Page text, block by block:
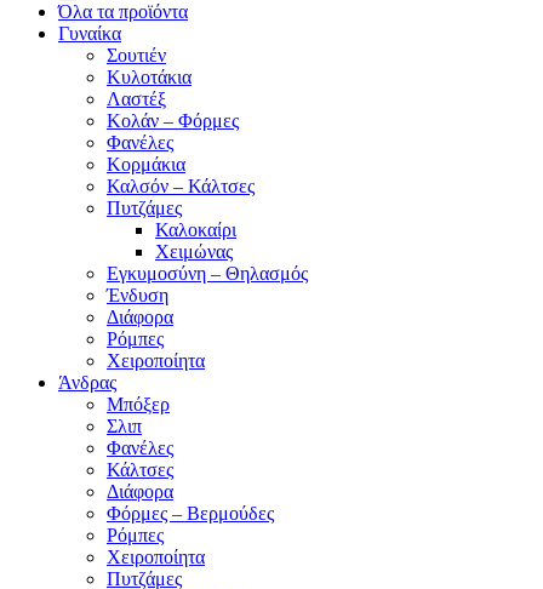
Όλα τα προϊόντα
Γυναίκα
Σουτιέν
Κυλοτάκια
Λαστέξ
Κολάν – Φόρμες
Φανέλες
Κορμάκια
Καλσόν – Κάλτσες
Πυτζάμες
Καλοκαίρι
Χειμώνας
Εγκυμοσύνη – Θηλασμός
Ένδυση
Διάφορα
Ρόμπες
Χειροποίητα
Άνδρας
Μπόξερ
Σλιπ
Φανέλες
Κάλτσες
Διάφορα
Φόρμες – Βερμούδες
Ρόμπες
Χειροποίητα
Πυτζάμες